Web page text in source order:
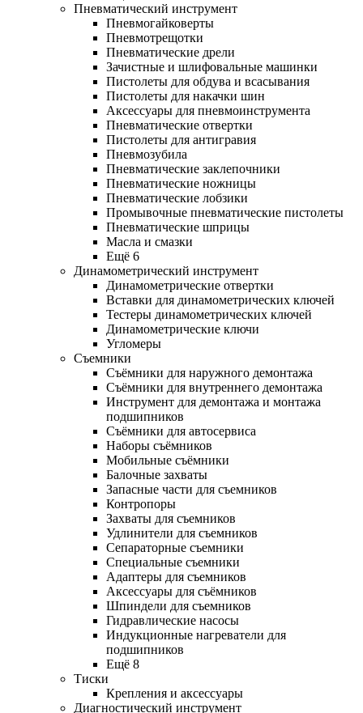
Пневматический инструмент
Пневмогайковерты
Пневмотрещотки
Пневматические дрели
Зачистные и шлифовальные машинки
Пистолеты для обдува и всасывания
Пистолеты для накачки шин
Аксессуары для пневмоинструмента
Пневматические отвертки
Пистолеты для антигравия
Пневмозубила
Пневматические заклепочники
Пневматические ножницы
Пневматические лобзики
Промывочные пневматические пистолеты
Пневматические шприцы
Масла и смазки
Ещё 6
Динамометрический инструмент
Динамометрические отвертки
Вставки для динамометрических ключей
Тестеры динамометрических ключей
Динамометрические ключи
Угломеры
Съемники
Съёмники для наружного демонтажа
Съёмники для внутреннего демонтажа
Инструмент для демонтажа и монтажа
подшипников
Съёмники для автосервиса
Наборы съёмников
Мобильные съёмники
Балочные захваты
Запасные части для съемников
Контропоры
Захваты для съемников
Удлинители для съемников
Сепараторные съемники
Специальные съемники
Адаптеры для съемников
Аксессуары для съёмников
Шпиндели для съемников
Гидравлические насосы
Индукционные нагреватели для
подшипников
Ещё 8
Тиски
Крепления и аксессуары
Диагностический инструмент